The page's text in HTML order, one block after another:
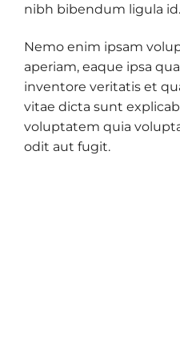
nibh bibendum ligula id.
Nemo enim ipsam
aperiam, eaque ipsa
inventore veritatis et
vitae dicta sunt
voluptatem quia
odit aut fugit.